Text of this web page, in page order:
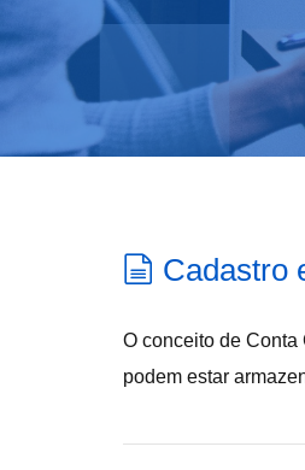
Cadastro
O conceito de
podem estar